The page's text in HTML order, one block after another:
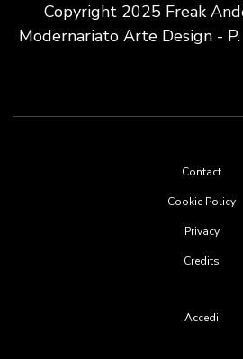
Copyright 2025 Freak
Modernariato Arte Design -
Contact
Cookie Policy
Privacy
Credits
Accedi